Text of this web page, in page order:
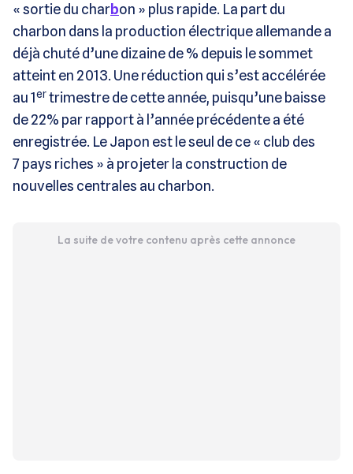
« sortie du charbon » plus rapide. La part du
charbon dans la production électrique allemande a
déjà chuté d’une dizaine de % depuis le sommet
atteint en 2013. Une réduction qui s’est accélérée
au 1ertrimestre de cette année, puisqu’une baisse
de 22% par rapport à l’année précédente a été
enregistrée. Le Japon est le seul de ce « club des
7 pays riches » à projeter la construction de
nouvelles centrales au charbon.
La suite de votre contenu après cette annonce